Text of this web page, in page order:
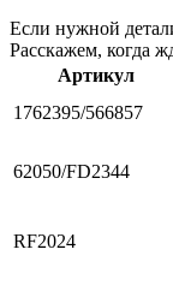
Если нужной
Расскажем, когда
Артикул
1762395/566857
62050/FD2344
RF2024